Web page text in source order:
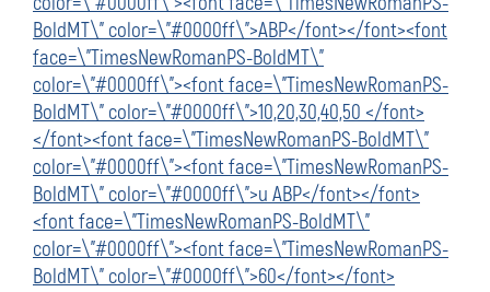
BoldMT\" color=\"#0000ff\">АВР</font></font><font
face=\"TimesNewRomanPS-BoldMT\"
color=\"#0000ff\"><font face=\"TimesNewRomanPS-
BoldMT\" color=\"#0000ff\">10,20,30,40,50 </font>
</font><font face=\"TimesNewRomanPS-BoldMT\"
color=\"#0000ff\"><font face=\"TimesNewRomanPS-
BoldMT\" color=\"#0000ff\">и АВР</font></font>
<font face=\"TimesNewRomanPS-BoldMT\"
color=\"#0000ff\"><font face=\"TimesNewRomanPS-
BoldMT\" color=\"#0000ff\">60</font></font>